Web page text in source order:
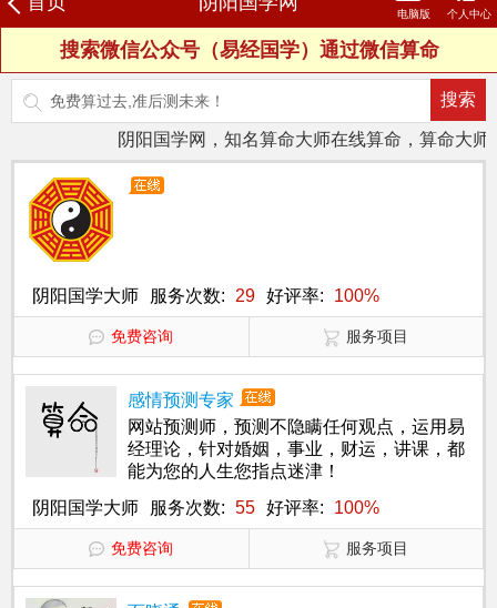
个人中心
电脑版
登录
我的订单 购买卦币
试测记录
我的评价
我的信箱 个人信息 修改密码 进入预测室
搜索微信公众号（易经国学）通过微信算命
阴阳国学网，知名算命大师在线算命，算命大师
阴阳国学大师 服务次数: 29 好评率: 100%
免费咨询 服务项目
感情预测专家
网站预测师，预测不隐瞒任何观点，运用易
经理论，针对婚姻，事业，财运，讲课，都
能为您的人生您指点迷津！
阴阳国学大师
服务次数: 55 好评率: 100%
免费咨询 服务项目